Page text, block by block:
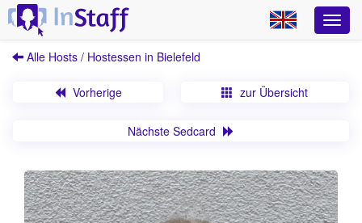
Alle Hosts / Hostessen in Bielefeld
Vorherige zur Übersicht
Nächste Sedcard